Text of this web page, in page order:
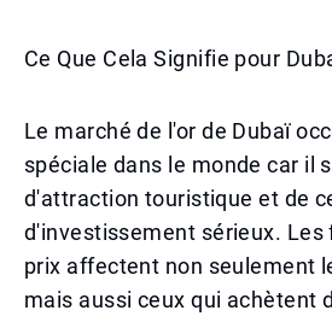
Ce Que Cela Signifie pour
Le marché de l'or de Dubaï
spéciale dans le monde car il
d'attraction touristique et de
d'investissement sérieux. Les
prix affectent non seulement
mais aussi ceux qui achètent